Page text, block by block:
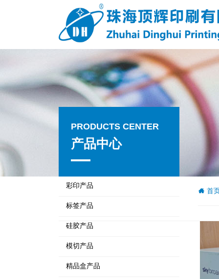
PRODUCTS CENTER
产品中心
PRODUCTS CENTER
产品中心
彩印产品
标签产品
硅胶产品
模切产品
精品盒产品
首